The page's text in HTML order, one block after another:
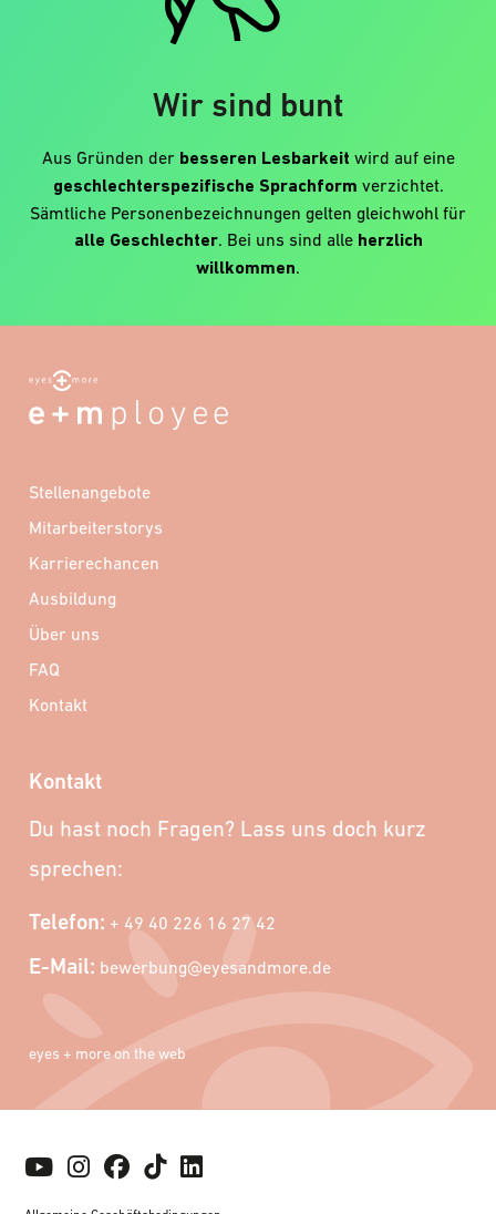
Wir sind bunt
Aus Gründen der besseren Lesbarkeit wird auf eine
geschlechterspezifische Sprachform verzichtet.
Sämtliche Personenbezeichnungen gelten gleichwohl für
alle Geschlechter. Bei uns sind alle herzlich
willkommen.
Stellenangebote
Mitarbeiterstorys
Karrierechancen
Ausbildung
Über uns
FAQ
Kontakt
Kontakt
Du hast noch Fragen? Lass uns doch kurz
sprechen:
Telefon: + 49 40 226 16 27 42
E-Mail: bewerbung@eyesandmore.de
eyes + more on the web